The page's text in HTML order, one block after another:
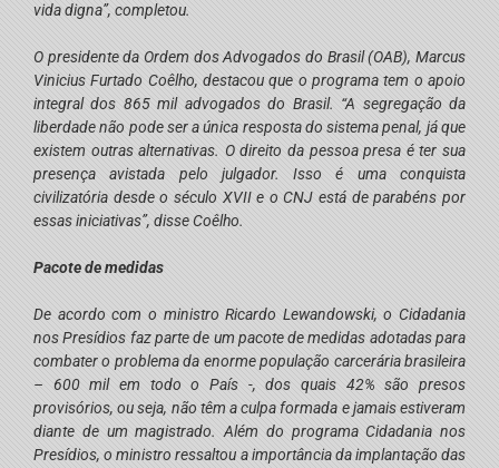
vida digna”, completou.
O presidente da Ordem dos Advogados do Brasil (OAB), Marcus
Vinicius Furtado Coêlho, destacou que o programa tem o apoio
integral dos 865 mil advogados do Brasil. “A segregação da
liberdade não pode ser a única resposta do sistema penal, já que
existem outras alternativas. O direito da pessoa presa é ter sua
presença avistada pelo julgador. Isso é uma conquista
civilizatória desde o século XVII e o CNJ está de parabéns por
essas iniciativas”, disse Coêlho.
Pacote de medidas
De acordo com o ministro Ricardo Lewandowski, o Cidadania
nos Presídios faz parte de um pacote de medidas adotadas para
combater o problema da enorme população carcerária brasileira
– 600 mil em todo o País -, dos quais 42% são presos
provisórios, ou seja, não têm a culpa formada e jamais estiveram
diante de um magistrado. Além do programa Cidadania nos
Presídios, o ministro ressaltou a importância da implantação das